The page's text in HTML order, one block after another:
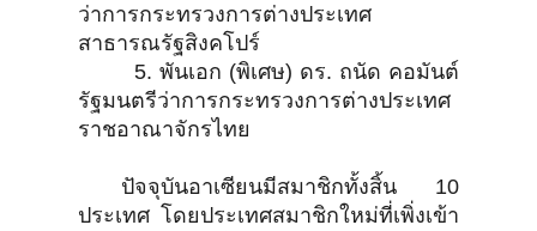
ว่าการกระทรวงการต่างประเทศ
สาธารณรัฐสิงคโปร์
5. พันเอก (พิเศษ) ดร. ถนัด คอมันต์
รัฐมนตรีว่าการกระทรวงการต่างประเทศ
ราชอาณาจักรไทย
ปัจจุบันอาเซียนมีสมาชิกทั้งสิ้น 10
ประเทศ โดยประเทศสมาชิกใหม่ที่เพิ่งเข้า